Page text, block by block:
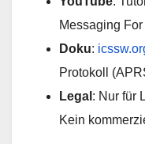
Messaging
Doku:
Protokoll
Legal : Nur für
Kein